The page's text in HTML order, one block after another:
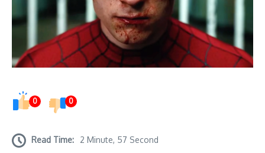
0 0
Read Time: 2 Minute, 57 Second